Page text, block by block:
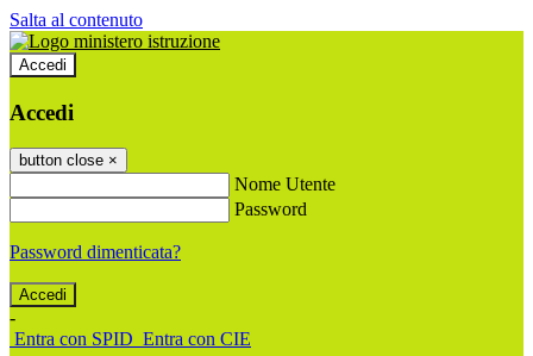
Salta al contenuto
Accedi
Accedi
button close ×
Nome Utente
Password
Password dimenticata?
-
Entra con SPID Entra con CIE